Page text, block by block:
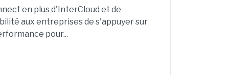
en plus d'InterCloud et de
aux entreprises de s'appuyer sur
pour...